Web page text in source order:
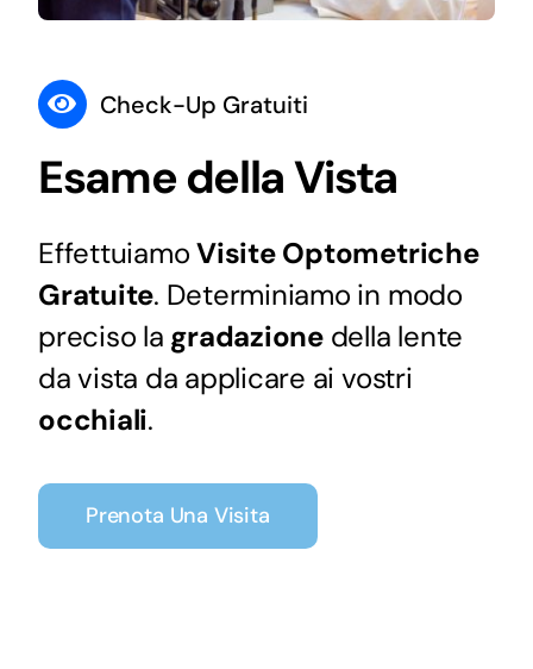
Check-Up Gratuiti
Esame della Vista
EffettuiamoVisite Optometriche
Gratuite. Determiniamo in modo
preciso la gradazione della lente
da vista da applicare ai vostri
occhiali.
Prenota Una Visita